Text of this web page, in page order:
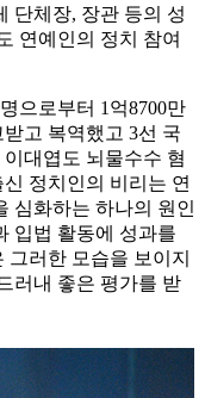
단체장, 장관 등의 성
연예인의 정치 참여
으로부터 1억8700만
고 복역했고 3선 국
대엽도 뇌물수수 혐
정치인의 비리는 연
심화하는 하나의 원인
입법 활동에 성과를
러한 모습을 보이지
러내 좋은 평가를 받